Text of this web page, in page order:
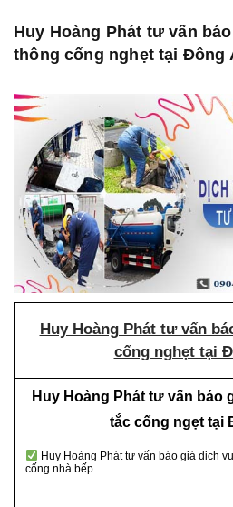
Huy Hoàng Phát tư vấn
thông cống nghẹt tại Đông
Huy Hoàng Phát tư vấn
cống nghẹt tại
Huy Hoàng Phát tư vấn báo
tắc cống ngẹt tại
Huy Hoàng Phát tư vấn báo giá dịch
cống nhà bếp